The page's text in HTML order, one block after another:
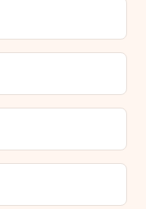
du hittar även dina
innebär att gåvan kan